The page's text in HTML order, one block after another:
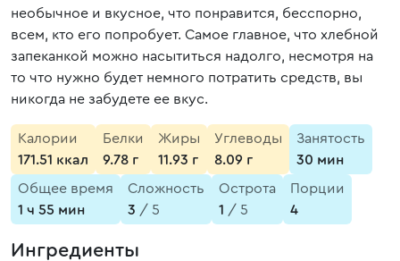
необычное и вкусное, что понравится, бесспорно,
всем, кто его попробует. Самое главное, что хлебной
запеканкой можно насытиться надолго, несмотря на
то что нужно будет немного потратить средств, вы
никогда не забудете ее вкус.
Калории
171.51 ккал
Белки
9.78 г
Жиры
11.93 г
Углеводы
8.09 г
Занятость
30 мин
Общее время
1 ч 55 мин
Сложность
3 / 5
Острота
1 / 5
Порции
4
Ингредиенты